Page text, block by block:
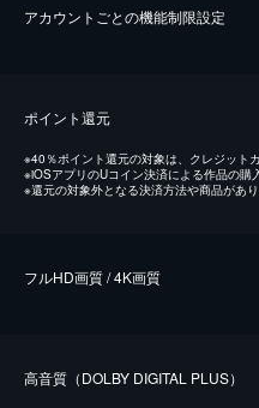
アカウントごとの機能制限設定
ポイント還元
※40％ポイント還元の対象は、クレジット
※iOSアプリのUコイン決済による作品の購
※還元の対象外となる決済方法や商品があ
フルHD画質 / 4K画質
⾼⾳質（DOLBY DIGITAL PLUS）